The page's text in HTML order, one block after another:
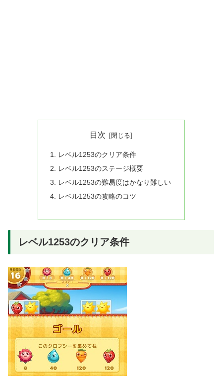
目次
レベル1253のクリア条件
レベル1253のステージ概要
レベル1253の難易度はかなり難しい
レベル1253の攻略のコツ
レベル1253のクリア条件